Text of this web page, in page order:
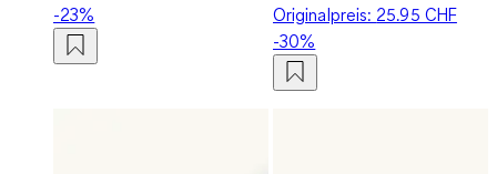
-23%
Originalpreis: 25.95 CHF
-30%